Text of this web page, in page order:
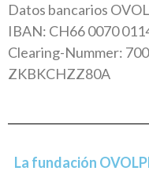
Datos bancarios
IBAN: CH66 0070
Clearing-Nummer:
ZKBKCHZZ80A
La fundación